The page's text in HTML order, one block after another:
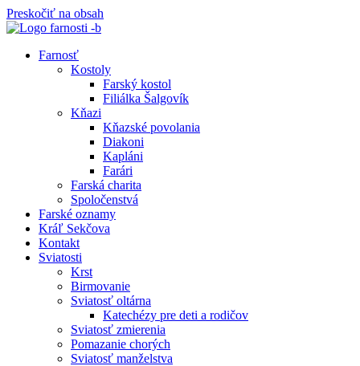
Preskočiť na obsah
Farnosť
Kostoly
Farský kostol
Filiálka Šalgovík
Kňazi
Kňazské povolania
Diakoni
Kapláni
Farári
Farská charita
Spoločenstvá
Farské oznamy
Kráľ Sekčova
Kontakt
Sviatosti
Krst
Birmovanie
Sviatosť oltárna
Katechézy pre deti a rodičov
Sviatosť zmierenia
Pomazanie chorých
Sviatosť manželstva